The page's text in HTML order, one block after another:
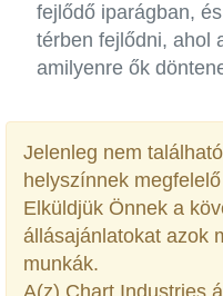
fejlődő iparágban,
térben fejlődni, ahol
amilyenre ők
Jelenleg nem
helyszínnek
Elküldjük Önnek a
állásajánlatokat azok
munkák.
A(z) Chart Industries